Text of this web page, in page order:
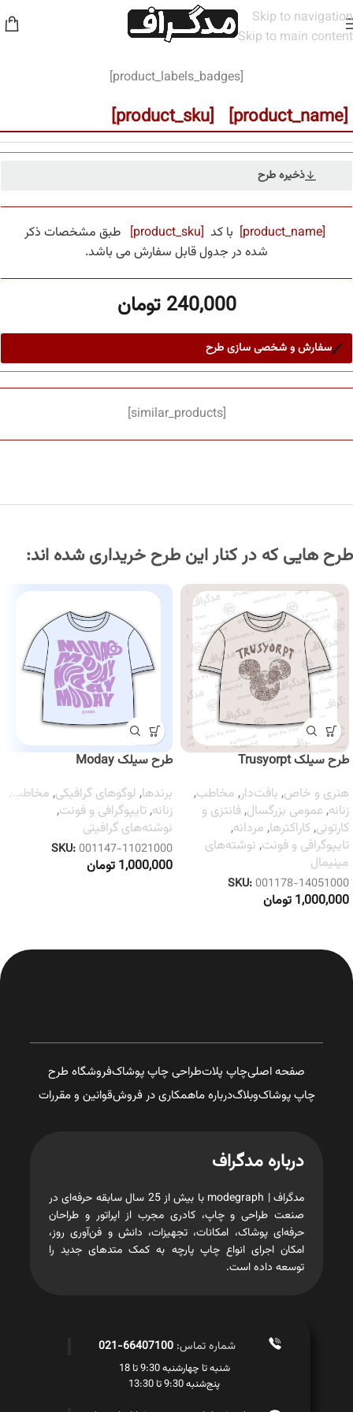
Skip to navigation
Skip to main content
خانه/مخاطب /مردانه
[product_labels_badges]
[product_name] [product_sku]
ذخیره طرح
[product_name] با کد [product_sku]
طبق مشخصات ذکر
شده در جدول قابل سفارش می باشد.
240,000 تومان
سفارش و شخصی سازی طرح
[similar_products]
طرح هایی که در کنار این طرح خریداری شده اند:
طرح سیلک Trusyorpt
هنری و خاص, بافت‌دار, مخاطب,
زنانه,عمومی بزرگسال,فانتزی و
کارتونی,کاراکترها, مردانه,
تایپوگرافی و فونت, نوشته‌های
مینیمال
SKU:001178-14051000
1,000,000 تومان
طرح سیلک Moday
برندها, لوگوهای گرافیکی, مخاطب ,
زنانه,تایپوگرافی و فونت,
نوشته‌های گرافیتی
SKU:001147-11021000
1,000,000 تومان
صفحه اصلیچاپ پلاتطراحی چاپ پوشاکفروشگاه طرح
چاپ پوشاکوبلاگدرباره ماهمکاری در فروشقوانین و مقررات
درباره مدگراف
مدگراف | modegraph با بیش از 25 سال سابقه حرفه‌ای در
صنعت طراحی و چاپ، کادری مجرب از اپراتور و طراحان
حرفه‌ای پوشاک، امکانات، تجهیزات، دانش و فن‌آوری روز،
امکان اجرای انواع چاپ پارچه به کمک متدهای جدید را
توسعه داده است.
شماره تماس:66407100-021
شنبه تا چهارشنبه 9:30 تا 18
پنج‌شنبه 9:30 تا 13:30